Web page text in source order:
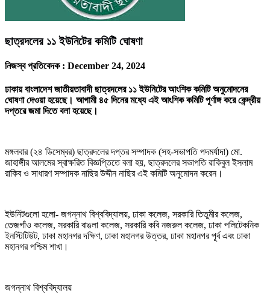
ছাত্রদলের ১১ ইউনিটের কমিটি ঘোষণা
নিজস্ব প্রতিবেদক : December 24, 2024
ঢাকায় বাংলাদেশ জাতীয়তাবাদী ছাত্রদলের ১১ ইউনিটের আংশিক কমিটি অনুমোদনের
ঘোষণা দেওয়া হয়েছে। আগামী ৪৫ দিনের মধ্যে এই আংশিক কমিটি পূর্ণাঙ্গ করে কেন্দ্রীয়
দপ্তরে জমা দিতে বলা হয়েছে।
মঙ্গলবার (২৪ ডিসেম্বর) ছাত্রদলের দপ্তর সম্পাদক (সহ-সভাপতি পদমর্যাদা) মো.
জাহাঙ্গীর আলমের স্বাক্ষরিত বিজ্ঞপ্তিতে বলা হয়, ছাত্রদলের সভাপতি রাকিবুল ইসলাম
রাকিব ও সাধারণ সম্পাদক নাছির উদ্দীন নাছির এই কমিটি অনুমোদন করেন।
ইউনিটগুলো হলো- জগন্নাথ বিশ্ববিদ্যালয়, ঢাকা কলেজ, সরকারি তিতুমীর কলেজ,
তেজগাঁও কলেজ, সরকারি বাঙলা কলেজ, সরকারি কবি নজরুল কলেজ, ঢাকা পলিটেকনিক
ইনস্টিটিউট, ঢাকা মহানগর দক্ষিণ, ঢাকা মহানগর উত্তর, ঢাকা মহানগর পূর্ব এবং ঢাকা
মহানগর পশ্চিম শাখা।
জগন্নাথ বিশ্ববিদ্যালয়